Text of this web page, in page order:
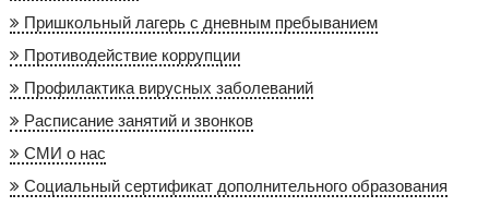
Пришкольный лагерь с дневным пребыванием
Противодействие коррупции
Профилактика вирусных заболеваний
Расписание занятий и звонков
СМИ о нас
Социальный сертификат дополнительного образования